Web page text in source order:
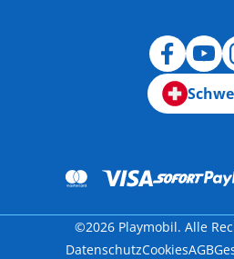
©2026 Playmobil. Alle
DatenschutzCookiesAGB